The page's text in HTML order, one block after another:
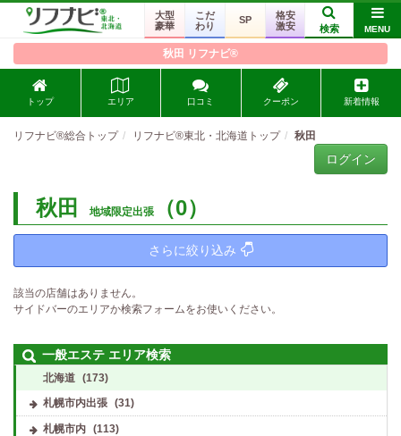
大型
豪華
こだ
わり
SP
格安
激安
検索 MENU
秋田 リフナビ®
トップ エリア 口コミ クーポン 新着情報
リフナビ®総合トップ リフナビ®東北・北海道トップ 秋田
ログイン
秋田 地域限定出張 （0）
さらに絞り込み
該当の店舗はありません。
サイドバーのエリアか検索フォームをお使いください。
一般エステ エリア検索
北海道 (173)
札幌市内出張 (31)
札幌市内 (113)